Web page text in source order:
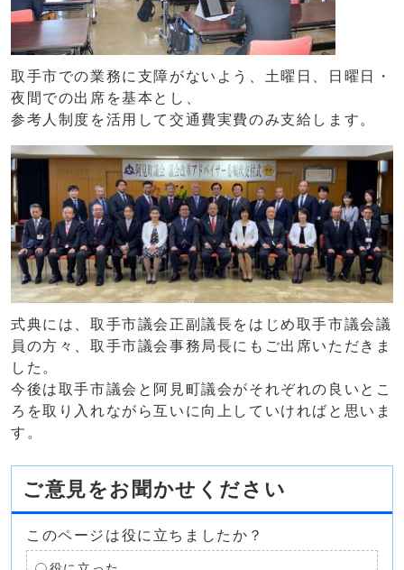
取手市での業務に支障がないよう、土曜日、日曜日・
夜間での出席を基本とし、
参考人制度を活用して交通費実費のみ支給します。
式典には、取手市議会正副議長をはじめ取手市議会議
員の方々、取手市議会事務局長にもご出席いただきま
した。
今後は取手市議会と阿見町議会がそれぞれの良いとこ
ろを取り入れながら互いに向上していければと思いま
す。
ご意見をお聞かせください
このページは役に立ちましたか？